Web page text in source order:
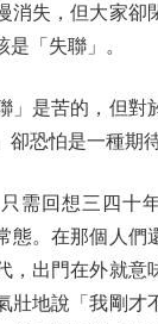
消失，但大家卻
「失聯」。
是苦的，但對
卻恐怕是一種期待
回想三四十年
態。在那個人們
，出門在外就意
壯地說「我剛才